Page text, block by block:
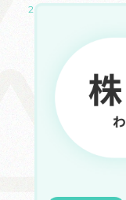
2024.10.14